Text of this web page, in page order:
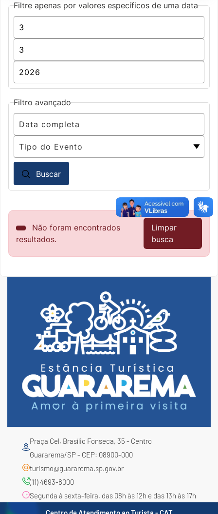
Filtre apenas por valores específicos de uma data
Filtro avançado
Buscar
Não foram encontrados
resultados.
Limpar
busca
Praça Cel. Brasílio Fonseca, 35 - Centro
Guararema/SP - CEP: 08900-000
turismo@guararema.sp.gov.br
(11) 4693-8000
Segunda à sexta-feira, das 08h às 12h e das 13h às 17h